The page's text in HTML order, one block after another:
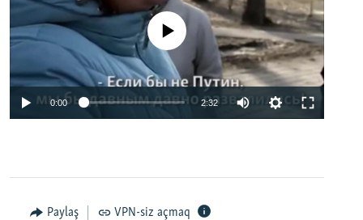
No media source currently available
0:00 2:32
Paylaş VPN-siz açmaq